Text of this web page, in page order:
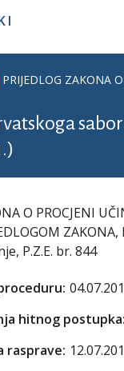
PRIJEDLOG ZAKONA
O PROCJENI
P.Z.E. br. 844
hitnog postupka:
rasprave: